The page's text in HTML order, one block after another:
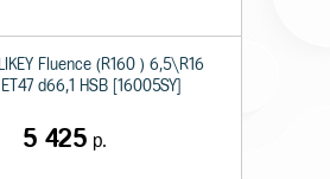
Fluence (R160 ) 6,5\R16
d66,1 HSB [16005SY]
5 425р.